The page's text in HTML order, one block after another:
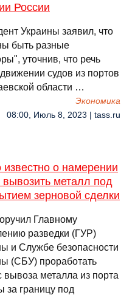
России
Украины заявил, что
быть разные
уточнив, что речь
судов из портов
области …
Экономика
08:00, Июль 8, 2023 | tass.ru
известно о намерении
вывозить металл под
зерновой сделки
Главному
разведки (ГУР)
и Службе безопасности
(СБУ) проработать
вывоза металла из порта
за границу под